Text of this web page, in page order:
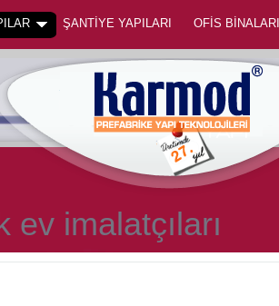
ŞANTİYE YAPILARI OFİS BİNALARI
imalatçıları